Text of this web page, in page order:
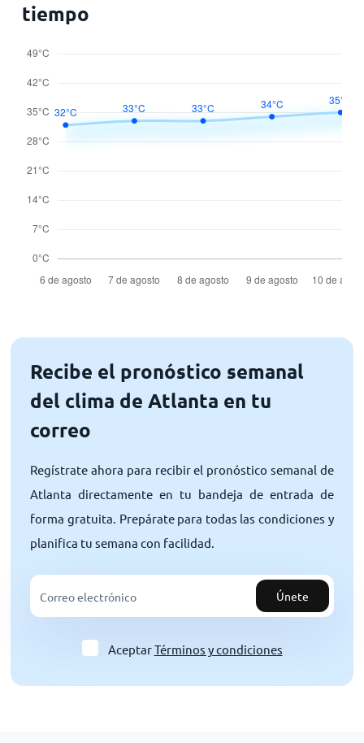
tiempo
Recibe el pronóstico semanal
del clima de Atlanta en tu
correo
Regístrate ahora para recibir el pronóstico semanal de
Atlanta directamente en tu bandeja de entrada de
forma gratuita. Prepárate para todas las condiciones y
planifica tu semana con facilidad.
Únete
AceptarTérminos y condiciones